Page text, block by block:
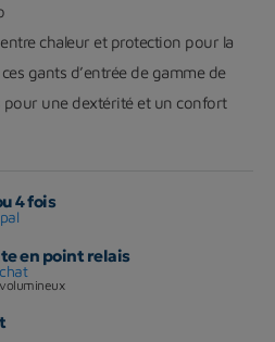
chaleur et protection pour la
gants d’entrée de gamme de
pour une dextérité et un confort
4 fois
en point relais